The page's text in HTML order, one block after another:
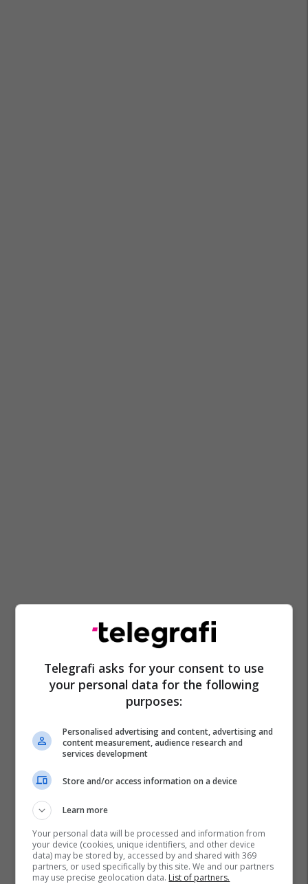
Florida
Telegrafi asks for your consent to use
your personal data for the following
purposes:
Personalised advertising and content, advertising and
content measurement, audience research and
services development
Store and/or access information on a device
Learn more
Your personal data will be processed and information from
your device (cookies, unique identifiers, and other device
data) may be stored by, accessed by and shared with 369
partners, or used specifically by this site. We and our partners
may use precise geolocation data. List of partners.